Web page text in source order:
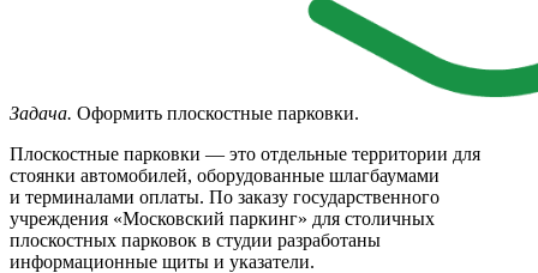
Задача. Оформить плоскостные парковки.
Плоскостные парковки — это отдельные территории для
стоянки автомобилей, оборудованные шлагбаумами
и терминалами оплаты. По заказу государственного
учреждения «Московский паркинг» для столичных
плоскостных парковок в студии разработаны
информационные щиты и указатели.